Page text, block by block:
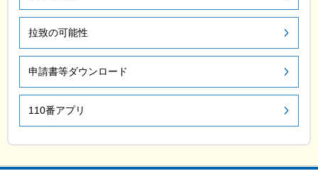
拉致の可能性
申請書等ダウンロード
110番アプリ